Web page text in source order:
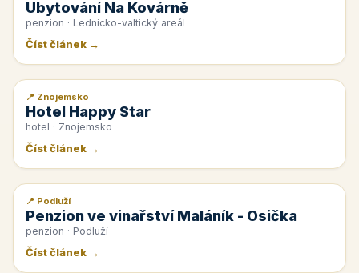
Ubytování Na Kovárně
penzion · Lednicko-valtický areál
Číst článek →
📰 PR článek
📍 Znojemsko
Hotel Happy Star
hotel · Znojemsko
Číst článek →
📰 PR článek
📍 Podluží
Penzion ve vinařství Maláník - Osička
penzion · Podluží
Číst článek →